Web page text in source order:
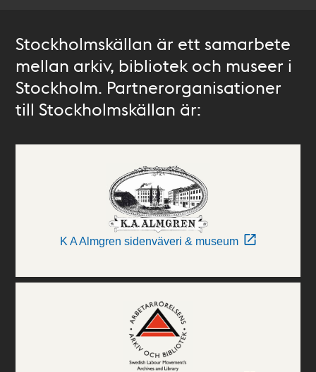
Stockholmskällan är ett samarbete
mellan arkiv, bibliotek och museer i
Stockholm. Partnerorganisationer
till Stockholmskällan är:
K A Almgren sidenväveri & museum